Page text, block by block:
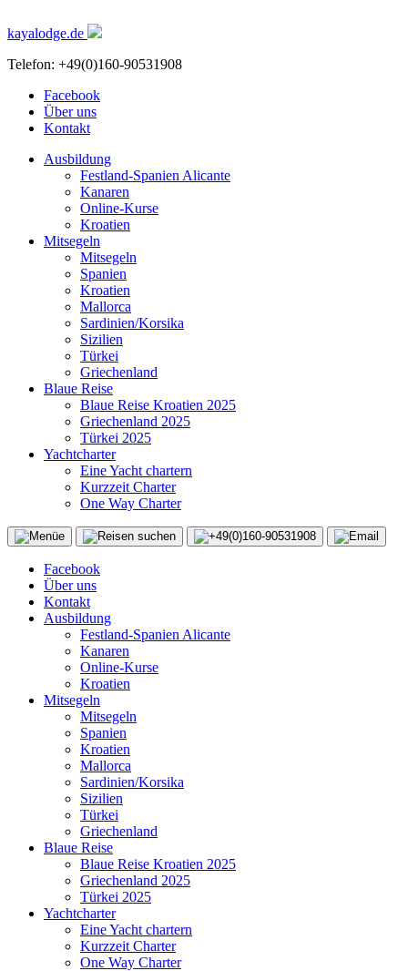
kayalodge.de
Telefon: +49(0)160-90531908
Facebook
Über uns
Kontakt
Ausbildung
Festland-Spanien Alicante
Kanaren
Online-Kurse
Kroatien
Mitsegeln
Mitsegeln
Spanien
Kroatien
Mallorca
Sardinien/Korsika
Sizilien
Türkei
Griechenland
Blaue Reise
Blaue Reise Kroatien 2025
Griechenland 2025
Türkei 2025
Yachtcharter
Eine Yacht chartern
Kurzzeit Charter
One Way Charter
Facebook
Über uns
Kontakt
Ausbildung
Festland-Spanien Alicante
Kanaren
Online-Kurse
Kroatien
Mitsegeln
Mitsegeln
Spanien
Kroatien
Mallorca
Sardinien/Korsika
Sizilien
Türkei
Griechenland
Blaue Reise
Blaue Reise Kroatien 2025
Griechenland 2025
Türkei 2025
Yachtcharter
Eine Yacht chartern
Kurzzeit Charter
One Way Charter